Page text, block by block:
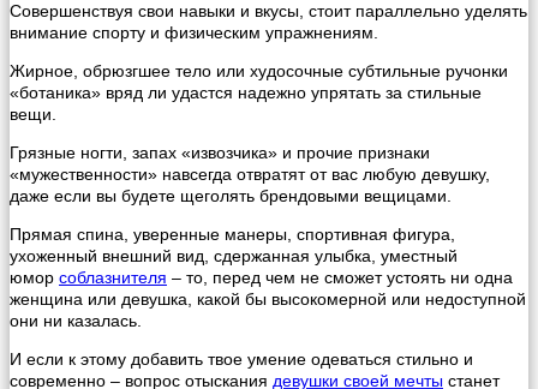
Совершенствуя свои навыки и вкусы, стоит параллельно уделять
внимание спорту и физическим упражнениям.
Жирное, обрюзгшее тело или худосочные субтильные ручонки
«ботаника» вряд ли удастся надежно упрятать за стильные
вещи.
Грязные ногти, запах «извозчика» и прочие признаки
«мужественности» навсегда отвратят от вас любую девушку,
даже если вы будете щеголять брендовыми вещицами.
Прямая спина, уверенные манеры, спортивная фигура,
ухоженный внешний вид, сдержанная улыбка, уместный
юмор соблазнителя – то, перед чем не сможет устоять ни одна
женщина или девушка, какой бы высокомерной или недоступной
они ни казалась.
И если к этому добавить твое умение одеваться стильно и
современно – вопрос отыскания девушки своей мечты станет